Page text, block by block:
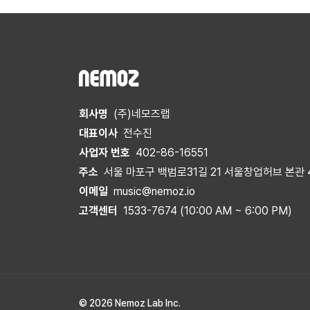
회사명 (주)네모즈랩
대표이사 전수진
사업자 번호 402-86-16551
주소 서울 마포구 백범로31길 21 서울창업허브 본관
이메일 music@nemoz.io
고객센터
1533-7674 (10:00 AM ~ 6:00 PM)
© 2026 Nemoz Lab Inc.